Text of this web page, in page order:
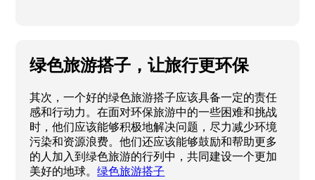
绿色旅游搭子，让旅行更环保
其次，一个好的绿色旅游搭子应该具备一定的责任
感和行动力。在面对环保旅游中的一些困难和挑战
时，他们应该能够积极地解决问题，尽力减少环境
污染和资源浪费。他们还应该能够鼓励和帮助更多
的人加入到绿色旅游的行列中，共同建设一个更加
美好的地球。绿色旅游搭子